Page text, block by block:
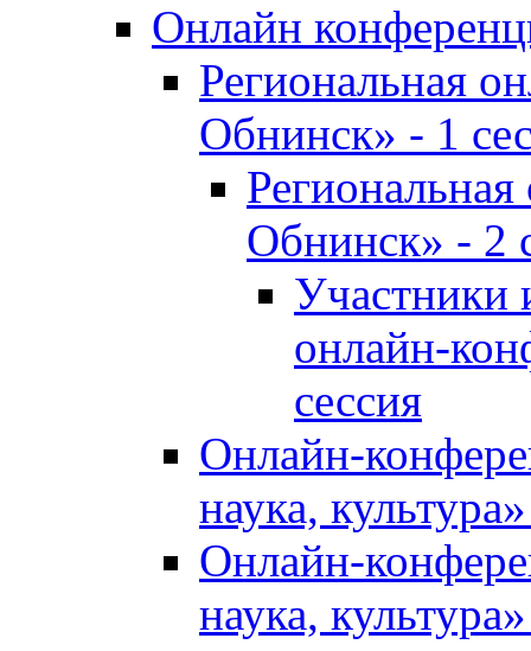
Онлайн
Региональная
Обнинск» - 1
Обнинск» - 2
Участники
онлайн-
сессия
Онлайн-
наука,
Онлайн-
наука,